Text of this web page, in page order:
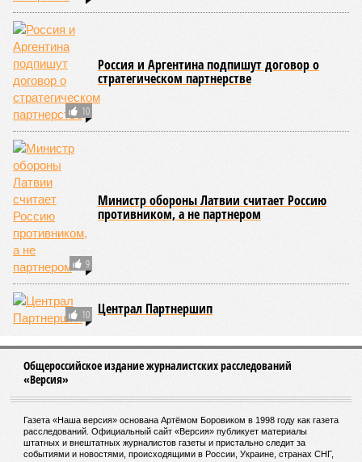
10
Россия и Аргентина подпишут договор о
стратегическом партнерстве
9
Министр обороны Латвии считает Россию
противником, а не партнером
10 Централ Партнершип
Общероссийское издание журналистских расследований
«Версия»
Газета «Наша версия» основана Артёмом Боровиком в 1998 году как газета
расследований. Официальный сайт «Версия» публикует материалы
штатных и внештатных журналистов газеты и пристально следит за
событиями и новостями, происходящими в России, Украине, странах СНГ,